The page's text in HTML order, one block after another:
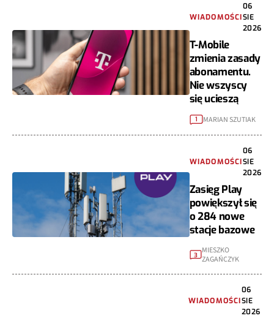
WIADOMOŚCI
06
SIE
2026
T-Mobile
zmienia zasady
abonamentu.
Nie wszyscy
się ucieszą
1 MARIAN SZUTIAK
WIADOMOŚCI
06
SIE
2026
Zasięg Play
powiększył się
o 284 nowe
stacje bazowe
3 MIESZKO
ZAGAŃCZYK
WIADOMOŚCI
06
SIE
2026